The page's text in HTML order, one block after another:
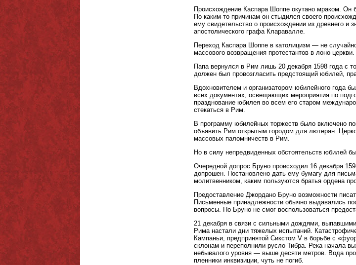
Происхождение Каспара Шоппе окутано мраком. Он
По каким-то причинам он стыдился своего
ему свидетельство о происхождении из древнего
апостолического графа Кларавалле.
Переход Каспара Шоппе в католицизм — не
массового возвращения протестантов в лоно церкви.
Папа вернулся в Рим лишь 20 декабря 1598 года с
должен был провозгласить предстоящий юбилей,
Вдохновителем и организатором юбилейного года
всех документах, освещающих мероприятия по
празднование юбилея во всем его старом
стекаться в Рим.
В программу юбилейных торжеств было включено
объявить Рим открытым городом для лютеран.
массовых паломничеств в Рим.
Но в силу непредвиденных обстоятельств юбилей
Очередной допрос Бруно происходил 16 декабря
допрошен. Постановлено дать ему бумагу для
молитвенником, каким пользуются братья ордена
Предоставление Джордано Бруно возможности
Письменные принадлежности обычно выдавались
вопросы. Но Бруно не смог воспользоваться
21 декабря в связи с сильными дождями,
Рима настали дни тяжелых испытаний.
Кампаньи, предпринятой Сикстом V в борьбе с
склонам и переполнили русло Тибра. Река начала
небывалого уровня — выше десяти метров. Вода
пленники инквизиции, чуть не погиб.